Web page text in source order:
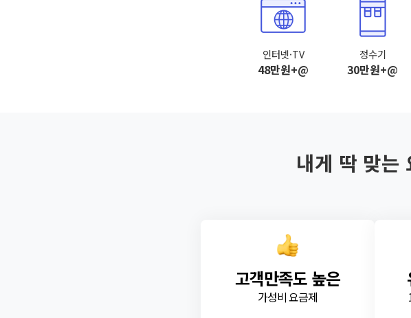
인터넷·TV
48만원+@
정수기
30만원+@
내게 딱 맞는
고객만족도 높은
가성비 요금제